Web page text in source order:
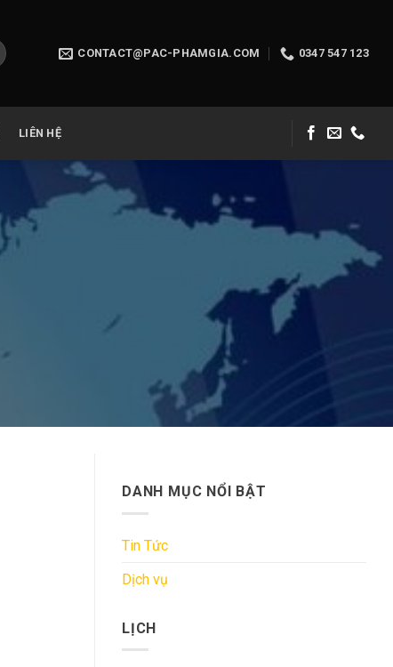
CONTACT@PAC-PHAMGIA.COM 0347 547 123
LIÊN HỆ
DANH MỤC NỔI BẬT
Tin Tức
Dịch vụ
LỊCH